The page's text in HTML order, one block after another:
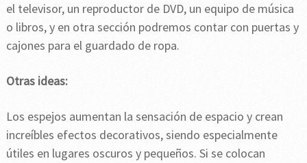
el televisor, un reproductor de DVD, un equipo de música
o libros, y en otra sección podremos contar con puertas y
cajones para el guardado de ropa.
Otras ideas:
Los espejos aumentan la sensación de espacio y crean
increíbles efectos decorativos, siendo especialmente
útiles en lugares oscuros y pequeños. Si se colocan